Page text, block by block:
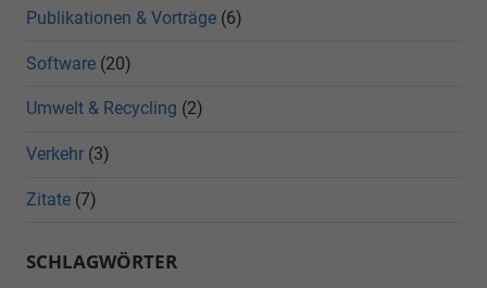
Publikationen & Vorträge (6)
Software (20)
Umwelt & Recycling (2)
Verkehr (3)
Zitate (7)
SCHLAGWÖRTER